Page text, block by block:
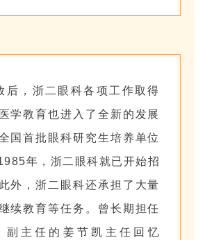
后，浙二眼科各项工作取得
学教育也进入了全新的发展
国首批眼科研究生培养单位
年，浙二眼科就已开始招
外，浙二眼科还承担了大量
续教育等任务。曾长期担任
副主任的姜节凯主任回忆